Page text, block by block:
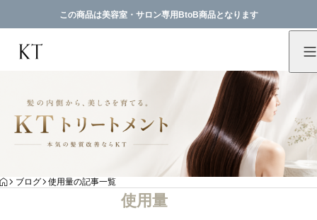
この商品は美容室・サロン専用BtoB商品となります
HOME
ブログ 使用量の記事一覧
使用量